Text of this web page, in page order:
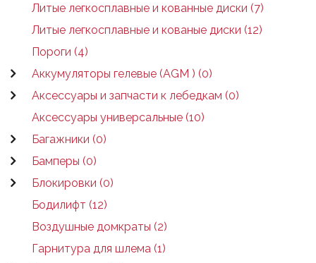
Литые легкосплавные и кованные диски (7)
Литые легкосплавные и кованые диски (12)
Пороги (4)
Аккумуляторы гелевые (AGM ) (0)
Аксессуары и запчасти к лебедкам (0)
Аксессуары универсальные (10)
Багажники (0)
Бамперы (0)
Блокировки (0)
Бодилифт (12)
Воздушные домкраты (2)
Гарнитура для шлема (1)